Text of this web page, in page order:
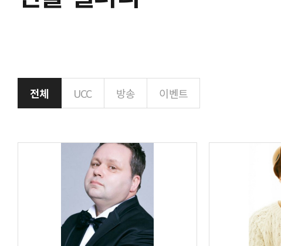
전체 UCC 방송 이벤트